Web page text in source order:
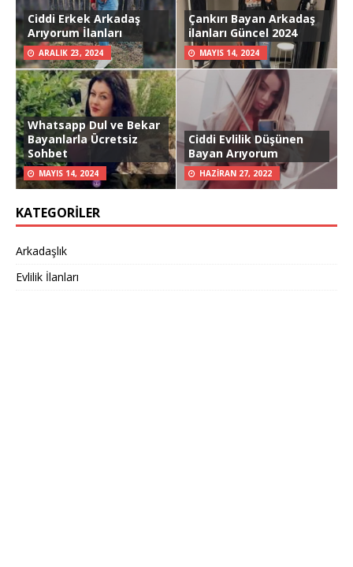
Ciddi Erkek Arkadaş
Arıyorum İlanları
ARALIK 23, 2024
Çankırı Bayan Arkadaş
ilanları Güncel 2024
MAYIS 14, 2024
Whatsapp Dul ve Bekar
Bayanlarla Ücretsiz
Sohbet
MAYIS 14, 2024
Ciddi Evlilik Düşünen
Bayan Arıyorum
HAZIRAN 27, 2022
KATEGORILER
Arkadaşlık
Evlilik İlanları